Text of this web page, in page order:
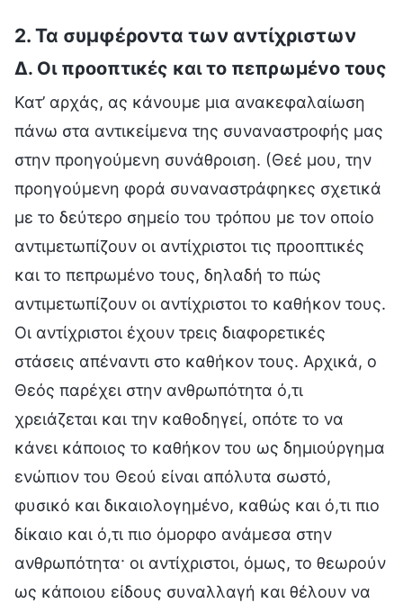
2. Τα συμφέροντα των αντίχριστων
Δ. Οι προοπτικές και το πεπρωμένο τους
Κατ’ αρχάς, ας κάνουμε μια ανακεφαλαίωση
πάνω στα αντικείμενα της συναναστροφής μας
στην προηγούμενη συνάθροιση. (Θεέ μου, την
προηγούμενη φορά συναναστράφηκες σχετικά
με το δεύτερο σημείο του τρόπου με τον οποίο
αντιμετωπίζουν οι αντίχριστοι τις προοπτικές
και το πεπρωμένο τους, δηλαδή το πώς
αντιμετωπίζουν οι αντίχριστοι το καθήκον τους.
Οι αντίχριστοι έχουν τρεις διαφορετικές
στάσεις απέναντι στο καθήκον τους. Αρχικά, ο
Θεός παρέχει στην ανθρωπότητα ό,τι
χρειάζεται και την καθοδηγεί, οπότε το να
κάνει κάποιος το καθήκον του ως δημιούργημα
ενώπιον του Θεού είναι απόλυτα σωστό,
φυσικό και δικαιολογημένο, καθώς και ό,τι πιο
δίκαιο και ό,τι πιο όμορφο ανάμεσα στην
ανθρωπότητα· οι αντίχριστοι, όμως, το θεωρούν
ως κάποιου είδους συναλλαγή και θέλουν να